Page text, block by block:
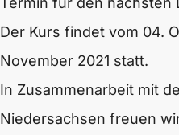
Der Kurs findet vom 04.
November 2021 statt.
In Zusammenarbeit mit
Niedersachsen freuen